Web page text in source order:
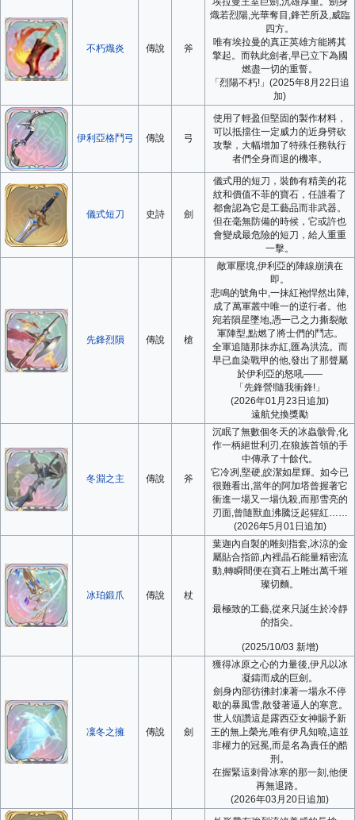
不朽熾炎 傳說 斧
熾若烈陽,光華奪目,鋒芒所及,威臨
四方。
唯有埃拉曼的真正英雄方能將其
擎起。而執此劍者,早已立下為國
燃盡一切的重誓。
「烈陽不朽!」(2025年8月22日追
加)
伊利亞格鬥弓 傳說 弓
使用了輕盈但堅固的製作材料，
可以抵擋住一定威力的近身劈砍
攻擊，大幅增加了特殊任務執行
者們全身而退的機率。
儀式短刀 史詩 劍
儀式用的短刀，裝飾有精美的花
紋和價值不菲的寶石，任誰看了
都會認為它是工藝品而非武器。
但在毫無防備的時候，它或許也
會變成最危險的短刀，給人重重
一擊。
先鋒烈隕 傳說 槍
敵軍壓境,伊利亞的陣線崩潰在
即。
悲鳴的號角中,一抹紅袍悍然出陣,
成了萬軍叢中唯一的逆行者。他
宛若隕星墜地,憑一己之力撕裂敵
軍陣型,點燃了將士們的鬥志。
全軍追隨那抹赤紅,匯為洪流。而
早已血染戰甲的他,發出了那聲屬
於伊利亞的怒吼——
「先鋒營!隨我衝鋒!」
(2026年01月23日追加)
遠航兌換獎勵
冬淵之主 傳說 斧
沉眠了無數個冬天的冰蟲骸骨,化
作一柄絕世利刃,在狼族首領的手
中傳承了十餘代。
它冷冽,堅硬,皎潔如星輝。如今已
很難看出,當年的阿加塔曾握著它
衝進一場又一場仇殺,而那雪亮的
刃面,曾隨獸血沸騰泛起猩紅……
(2026年5月01日追加)
冰珀鍛爪 傳說 杖
葉迦內自製的雕刻指套,冰涼的金
屬貼合指節,內裡晶石能量精密流
動,轉瞬間便在寶石上雕出萬千璀
璨切麵。
最極致的工藝,從來只誕生於冷靜
的指尖。
(2025/10/03 新增)
凜冬之擁 傳說 劍
獲得冰原之心的力量後,伊凡以冰
凝鑄而成的巨劍。
劍身內部彷彿封凍著一場永不停
歇的暴風雪,散發著逼人的寒意。
世人頌讚這是露西亞女神賜予新
王的無上榮光,唯有伊凡知曉,這並
非權力的冠冕,而是名為責任的酷
刑。
在握緊這刺骨冰寒的那一刻,他便
再無退路。
(2026年03月20日追加)